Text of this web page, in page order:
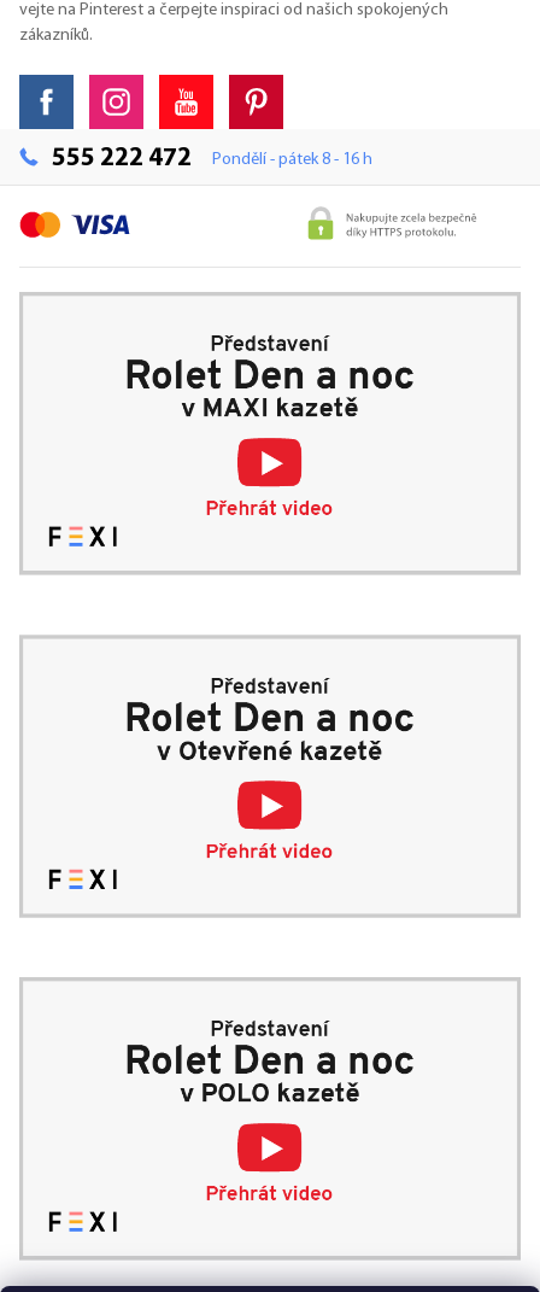
vejte na Pinterest a čerpejte inspiraci od našich spokojených
zákazníků.
555 222 472 Pondělí - pátek 8 - 16 h